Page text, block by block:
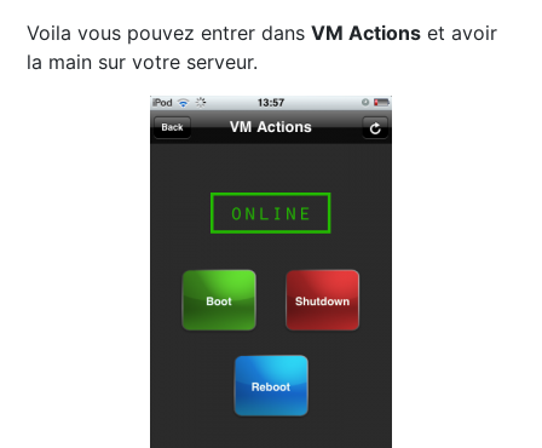
Voila vous pouvez entrer dansVM Actions et avoir
la main sur votre serveur.